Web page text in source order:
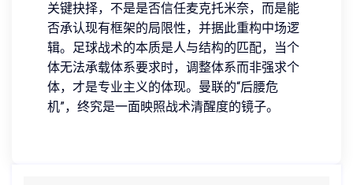
关键抉择，不是是否信任麦克托米奈，而是能
否承认现有框架的局限性，并据此重构中场逻
辑。足球战术的本质是人与结构的匹配，当个
体无法承载体系要求时，调整体系而非强求个
体，才是专业主义的体现。曼联的“后腰危
机”，终究是一面映照战术清醒度的镜子。